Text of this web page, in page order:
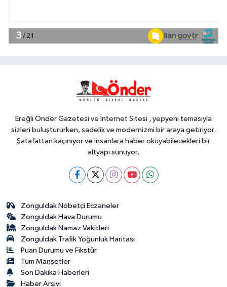
Keşmir'e özel sergi
Ereğli Önder Gazetesi ve İnternet Sitesi , yepyeni temasıyla
sizleri buluştururken, sadelik ve modernizmi bir araya getiriyor.
Şatafattan kaçınıyor ve insanlara haber okuyabilecekleri bir
altyapı sunuyor.
Zonguldak Nöbetçi Eczaneler
Zonguldak Hava Durumu
Zonguldak Namaz Vakitleri
Zonguldak Trafik Yoğunluk Haritası
Puan Durumu ve Fikstür
Tüm Manşetler
Son Dakika Haberleri
Haber Arşivi